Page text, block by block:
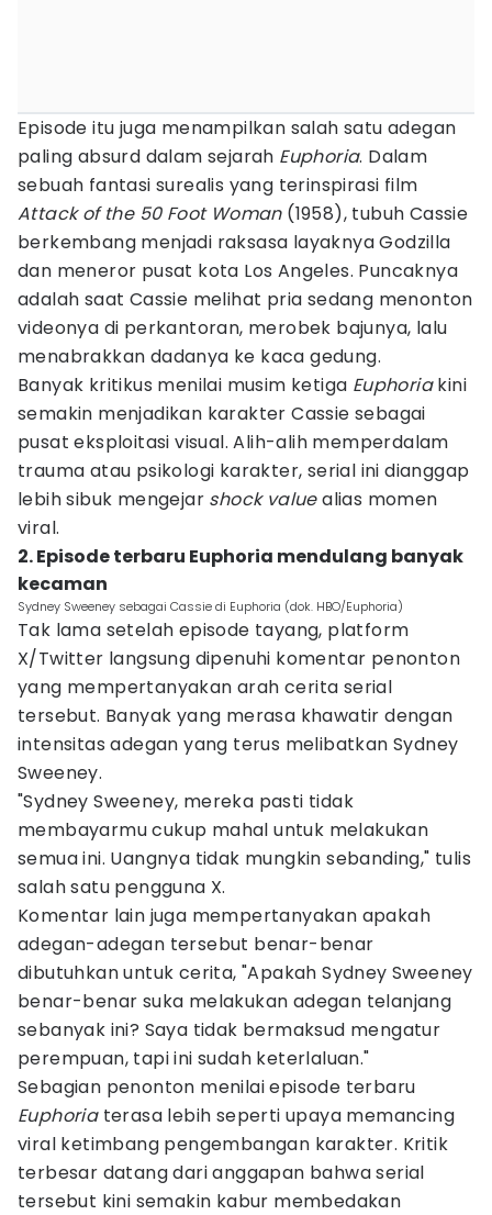
Episode itu juga menampilkan salah satu adegan
paling absurd dalam sejarah Euphoria. Dalam
sebuah fantasi surealis yang terinspirasi film
Attack of the 50 Foot Woman(1958), tubuh Cassie
berkembang menjadi raksasa layaknya Godzilla
dan meneror pusat kota Los Angeles. Puncaknya
adalah saat Cassie melihat pria sedang menonton
videonya di perkantoran, merobek bajunya, lalu
menabrakkan dadanya ke kaca gedung.
Banyak kritikus menilai musim ketiga Euphoriakini
semakin menjadikan karakter Cassie sebagai
pusat eksploitasi visual. Alih-alih memperdalam
trauma atau psikologi karakter, serial ini dianggap
lebih sibuk mengejar shock valuealias momen
viral.
2. Episode terbaru Euphoria mendulang banyak
kecaman
Sydney Sweeney sebagai Cassie di Euphoria (dok. HBO/Euphoria)
Tak lama setelah episode tayang, platform
X/Twitter langsung dipenuhi komentar penonton
yang mempertanyakan arah cerita serial
tersebut. Banyak yang merasa khawatir dengan
intensitas adegan yang terus melibatkan Sydney
Sweeney.
"Sydney Sweeney, mereka pasti tidak
membayarmu cukup mahal untuk melakukan
semua ini. Uangnya tidak mungkin sebanding," tulis
salah satu pengguna X.
Komentar lain juga mempertanyakan apakah
adegan-adegan tersebut benar-benar
dibutuhkan untuk cerita, "Apakah Sydney Sweeney
benar-benar suka melakukan adegan telanjang
sebanyak ini? Saya tidak bermaksud mengatur
perempuan, tapi ini sudah keterlaluan."
Sebagian penonton menilai episode terbaru
Euphoriaterasa lebih seperti upaya memancing
viral ketimbang pengembangan karakter. Kritik
terbesar datang dari anggapan bahwa serial
tersebut kini semakin kabur membedakan